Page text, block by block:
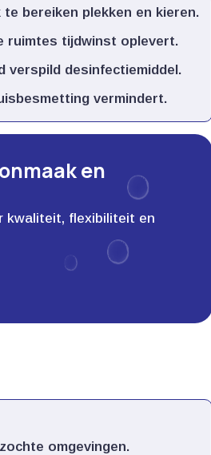
bereiken plekken en kieren.​
ruimtes tijdwinst oplevert.​
verspild desinfectiemiddel.​
vermindert.​
en
kwaliteit, flexibiliteit en
omgevingen.​